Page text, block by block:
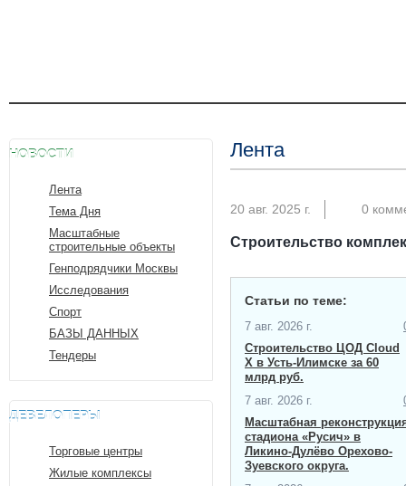
НОВОСТИ
Лента
Тема Дня
Масштабные
строительные объекты
Генподрядчики Москвы
Исследования
Спорт
БАЗЫ ДАННЫХ
Тендеры
ДЕВЕЛОПЕРЫ
Торговые центры
Жилые комплексы
Лента
20 авг. 2025 г. 0
Строительство
Статьи по теме:
7 авг. 2026 г.
Строительство ЦОД Cloud
X в Усть-Илимске за 60
млрд руб.
7 авг. 2026 г.
Масштабная
стадиона «Русич» в
Ликино-Дулёво Орехово-
Зуевского округа.